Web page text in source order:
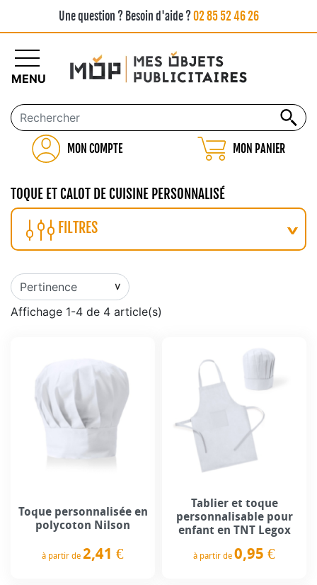
Une question ? Besoin d'aide ?02 85 52 46 26
MON COMPTE MON PANIER
MENU
TOQUE ET CALOT DE CUISINE PERSONNALISÉ
FILTRES
Affichage 1-4 de 4 article(s)
Toque personnalisée en
polycoton Nilson
à partir de 2,41 €
Tablier et toque
personnalisable pour
enfant en TNT Legox
à partir de 0,95 €